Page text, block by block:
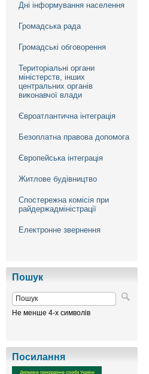
Дні інформування населення
Громадська рада
Громадські обговорення
Територіальні органи
міністерств, інших
центральних органів
виконавчої влади
Євроатлантична інтеграція
Безоплатна правова допомога
Європейська інтеграція
Житлове будівництво
Спостережна комісія при
райдержадміністрації
Електронне звернення
Пошук
Не менше 4-х символів
Посилання